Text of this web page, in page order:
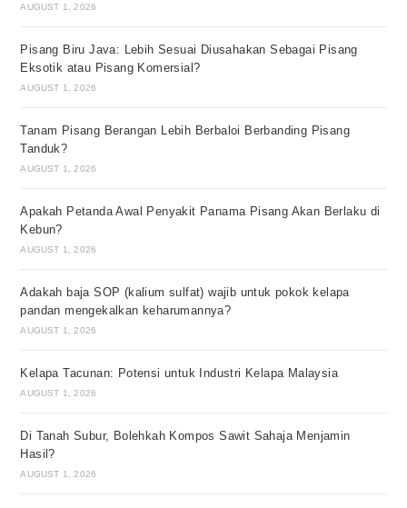
AUGUST 1, 2026
Pisang Biru Java: Lebih Sesuai Diusahakan Sebagai Pisang
Eksotik atau Pisang Komersial?
AUGUST 1, 2026
Tanam Pisang Berangan Lebih Berbaloi Berbanding Pisang
Tanduk?
AUGUST 1, 2026
Apakah Petanda Awal Penyakit Panama Pisang Akan Berlaku di
Kebun?
AUGUST 1, 2026
Adakah baja SOP (kalium sulfat) wajib untuk pokok kelapa
pandan mengekalkan keharumannya?
AUGUST 1, 2026
Kelapa Tacunan: Potensi untuk Industri Kelapa Malaysia
AUGUST 1, 2026
Di Tanah Subur, Bolehkah Kompos Sawit Sahaja Menjamin
Hasil?
AUGUST 1, 2026